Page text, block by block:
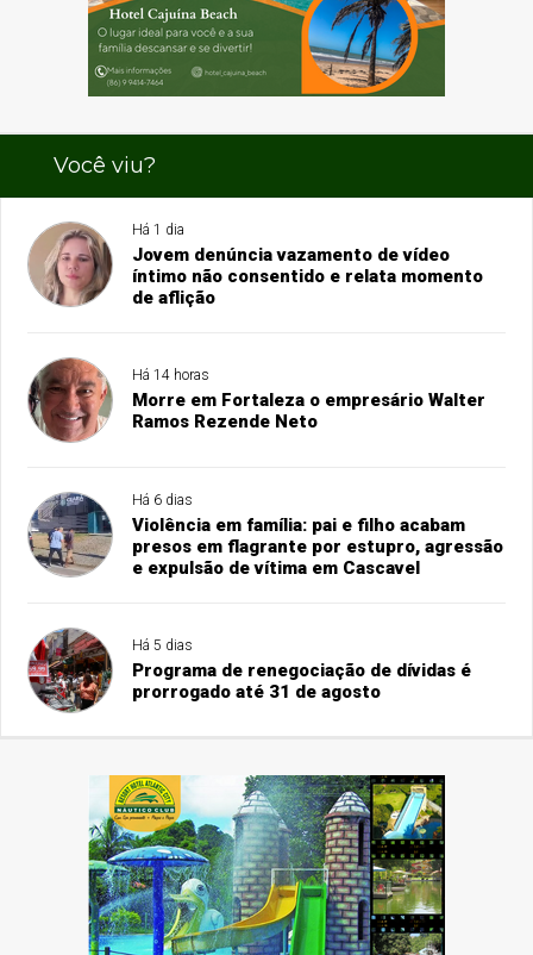
Você viu?
Há 1 dia
Jovem denúncia vazamento de vídeo
íntimo não consentido e relata momento
de aflição
Há 14 horas
Morre em Fortaleza o empresário Walter
Ramos Rezende Neto
Há 6 dias
Violência em família: pai e filho acabam
presos em flagrante por estupro, agressão
e expulsão de vítima em Cascavel
Há 5 dias
Programa de renegociação de dívidas é
prorrogado até 31 de agosto